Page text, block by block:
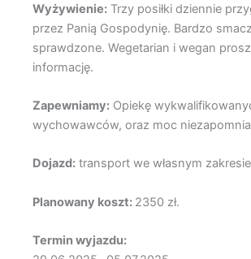
Wyżywienie: Trzy posiłki dziennie
przez Panią Gospodynię. Bardzo
sprawdzone. Wegetarian i wegan
informację.
Zapewniamy: Opiekę
wychowawców, oraz moc
Dojazd: transport we własnym
Planowany koszt: 2350 zł.
Termin wyjazdu: